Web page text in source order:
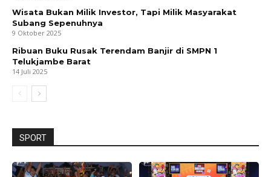
Wisata Bukan Milik Investor, Tapi Milik Masyarakat
Subang Sepenuhnya
9 Oktober 2025
Ribuan Buku Rusak Terendam Banjir di SMPN 1
Telukjambe Barat
14 Juli 2025
SPORT